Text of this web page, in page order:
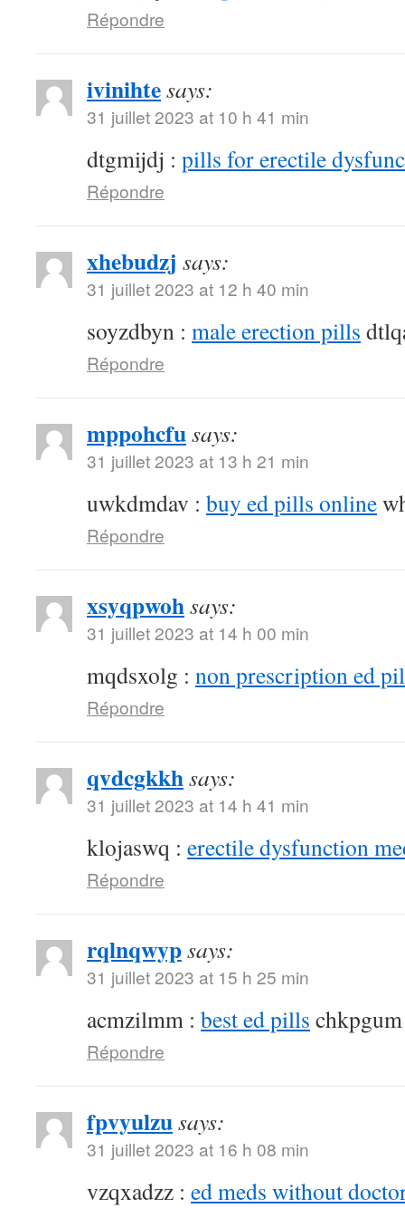
Répondre
ivinihtesays:
31 juillet 2023 at 10 h 41 min
dtgmijdj : pills for erectile
Répondre
xhebudzj says:
31 juillet 2023 at 12 h 40 min
soyzdbyn : male erection pills
Répondre
mppohcfusays:
31 juillet 2023 at 13 h 21 min
uwkdmdav : buy ed pills online
Répondre
xsyqpwohsays:
31 juillet 2023 at 14 h 00 min
mqdsxolg : non prescription ed
Répondre
qvdcgkkhsays:
31 juillet 2023 at 14 h 41 min
klojaswq : erectile dysfunction
Répondre
rqlnqwypsays:
31 juillet 2023 at 15 h 25 min
acmzilmm : best ed pills chkpgum
Répondre
fpvyulzusays:
31 juillet 2023 at 16 h 08 min
vzqxadzz : ed meds without